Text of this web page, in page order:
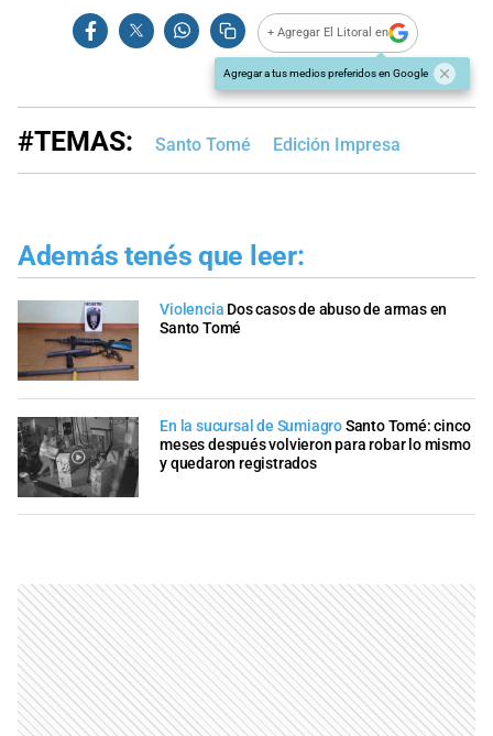
+ Agregar El Litoral en
Agregar a tus medios preferidos en Google
#TEMAS: Santo Tomé Edición Impresa
Además tenés que leer:
Violencia Dos casos de abuso de armas en
Santo Tomé
En la sucursal de SumiagroSanto Tomé: cinco
meses después volvieron para robar lo mismo
y quedaron registrados